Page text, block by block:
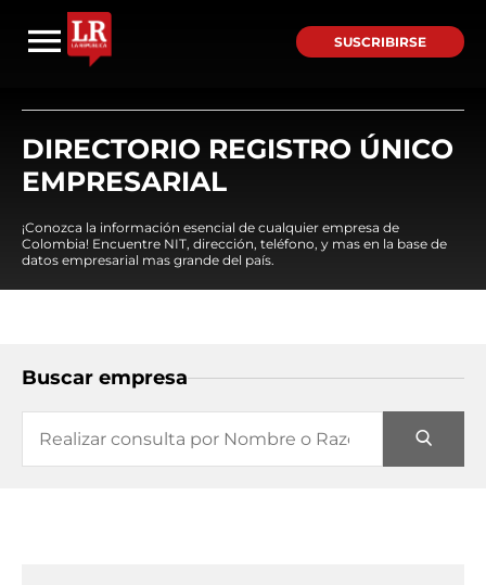
SUSCRIBIRSE
DIRECTORIO REGISTRO ÚNICO
EMPRESARIAL
¡Conozca la información esencial de cualquier empresa de
Colombia! Encuentre NIT, dirección, teléfono, y mas en la base de
datos empresarial mas grande del país.
Buscar empresa